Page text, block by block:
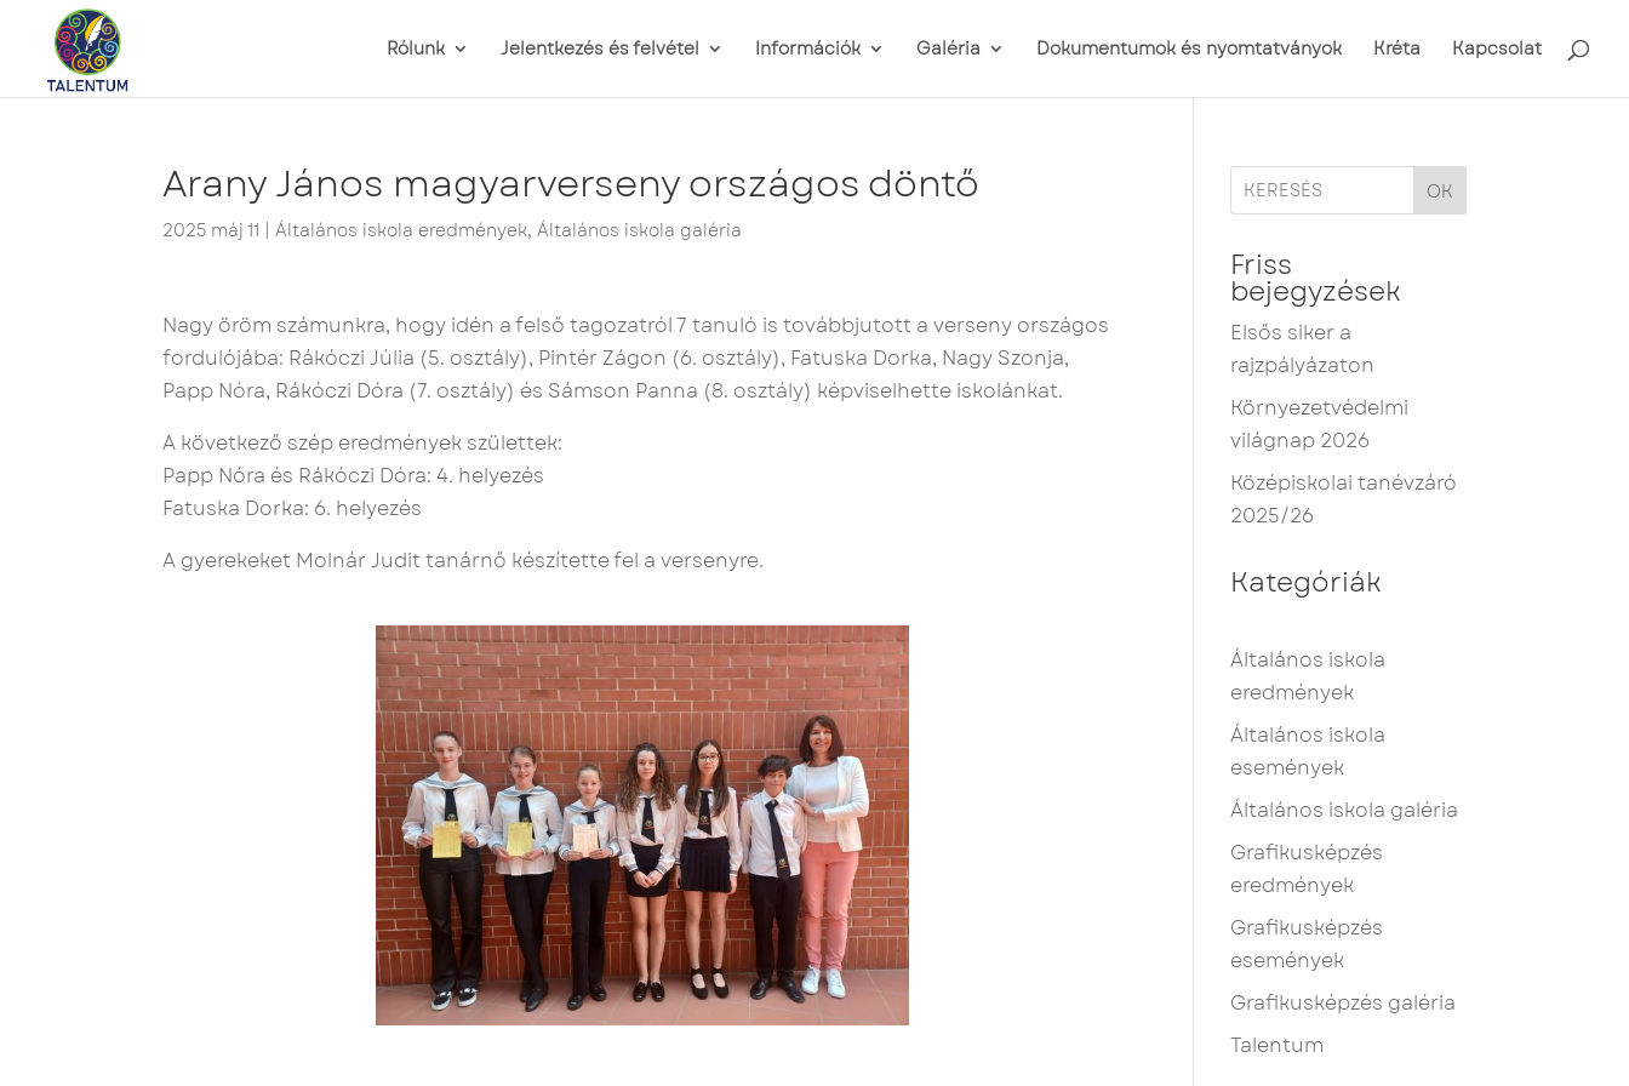
Rólunk Jelentkezés és felvétel Információk Galéria Dokumentumok és nyomtatványok Kréta Kapcsolat
Arany János magyarverseny országos döntő
2025 máj 11 |Általános iskola eredmények,Általános iskola galéria
Nagy öröm számunkra, hogy idén a felső tagozatról 7 tanuló is továbbjutott a verseny országos
fordulójába: Rákóczi Júlia (5. osztály), Pintér Zágon (6. osztály), Fatuska Dorka, Nagy Szonja,
Papp Nóra, Rákóczi Dóra (7. osztály) és Sámson Panna (8. osztály) képviselhette iskolánkat.
A következő szép eredmények születtek:
Papp Nóra és Rákóczi Dóra: 4. helyezés
Fatuska Dorka: 6. helyezés
A gyerekeket Molnár Judit tanárnő készítette fel a versenyre.
OK
Friss
bejegyzések
Elsős siker a
rajzpályázaton
Környezetvédelmi
világnap 2026
Középiskolai tanévzáró
2025/26
Kategóriák
Általános iskola
eredmények
Általános iskola
események
Általános iskola galéria
Grafikusképzés
eredmények
Grafikusképzés
események
Grafikusképzés galéria
Talentum